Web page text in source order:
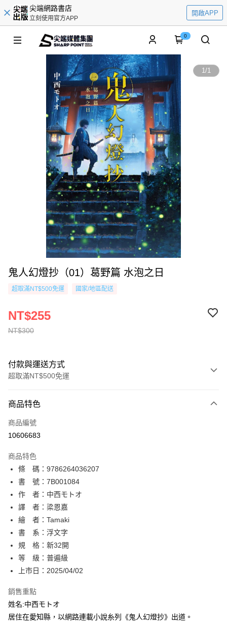
尖端網路書店
立刻使用官方APP
開啟APP
0
1/1
鬼人幻燈抄（01）葛野篇 水泡之日
超取滿NT$500免運 國家/地區配送
NT$300
NT$255
付款與運送方式
超取滿NT$500免運
信用卡一次付款
超商取貨付款
相關說明
【關於「AFTEE先享後付」】
AFTEE先享後付是「在收到商品之後才付款」的支付方式。 讓您購物簡單
便利好安心！
１．簡單：不需註冊會員、不需綁卡、不需儲值。
２．便利：只要手機號碼，簡訊認證，即可結帳。
３．安心：先確認商品／服務後，再付款。
【「AFTEE先享後付」結帳流程】
１．於結帳方式選擇「AFTEE先享後付」後，將跳轉至「AFTEE先享後付」
結帳頁面，進行簡訊認證並確認金額後，即可完成結帳。
２．訂單成立數日內，您將收到繳費通知簡訊。
３．收到繳費通知簡訊後14天內，點擊此簡訊中的連結，可透過四大超商／
※ 請注意：結帳手續完成當下不需立刻繳費，但若您需要取消訂單，請聯絡
購買商品的店家。未經商家同意取消之訂單仍視為有效，需透過AFTEE先享
後付繳納相關費用。
※ 交易是否成功請以「AFTEE先享後付 」之結帳頁面顯示為準，若有關於
ATM付款
運送方式
全家取貨付款
每筆NT$80，滿NT$500(含以上)免運費
付款後全家取貨
每筆NT$80，滿NT$500(含以上)免運費
每筆NT$80，滿NT$500(含以上)免運費
付款後萊爾富取貨
商品特色
商品編號
10606683
商品特色
條 碼：9786264036207
書 號：7B001084
作 者：中西モトオ
譯 者：梁恩嘉
繪 者：Tamaki
書 系：浮文字
規 格：新32開
等 級：普遍級
上市日：2025/04/02
銷售重點
姓名:中西モトオ
居住在愛知縣，以網路連載小說糸列《鬼人幻燈抄》出道。